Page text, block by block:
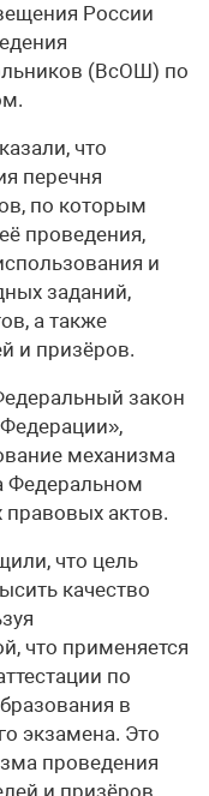
России
(ВсОШ) по
что
перечня
по которым
проведения,
и
заданий,
а также
и призёров.
закон
механизма
Федеральном
актов.
что цель
качество
что применяется
по
в
экзамена. Это
проведения